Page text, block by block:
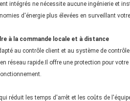
intégrés ne nécessite aucune ingénierie et
d'énergie plus élevées en surveillant
à la commande locale et à distance
au contrôle client et au système de
réseau rapide.Il offre une protection pour
réduit les temps d'arrêt et les coûts de